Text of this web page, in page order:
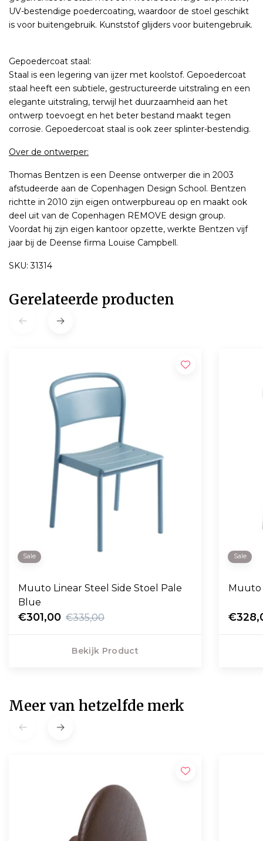
UV-bestendige poedercoating, waardoor de stoel geschikt
is voor buitengebruik. Kunststof glijders voor buitengebruik.
Gepoedercoat staal:
Staal is een legering van ijzer met koolstof. Gepoedercoat
staal heeft een subtiele, gestructureerde uitstraling en een
elegante uitstraling, terwijl het duurzaamheid aan het
ontwerp toevoegt en het beter bestand maakt tegen
corrosie. Gepoedercoat staal is ook zeer splinter-bestendig.
Over de ontwerper:
Thomas Bentzen is een Deense ontwerper die in 2003
afstudeerde aan de Copenhagen Design School. Bentzen
richtte in 2010 zijn eigen ontwerpbureau op en maakt ook
deel uit van de Copenhagen REMOVE design group.
Voordat hij zijn eigen kantoor opzette, werkte Bentzen vijf
jaar bij de Deense firma Louise Campbell.
SKU: 31314
Gerelateerde producten
Sale
Muuto Linear Steel Side Stoel Pale
Blue
€301,00 €335,00
Bekijk Product
Sale
Muuto
Meer van hetzelfde merk